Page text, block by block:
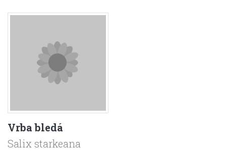
Vrba bledá
Salix starkeana